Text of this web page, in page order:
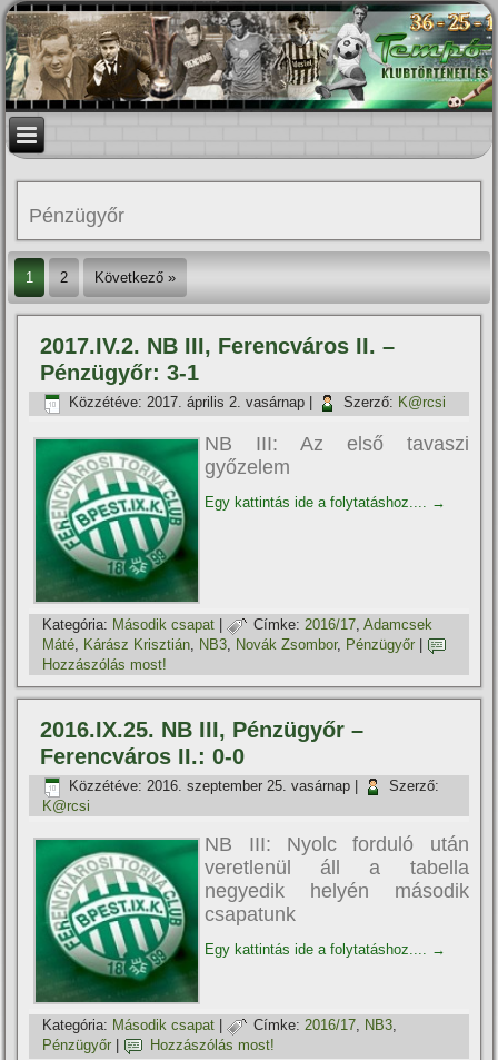
Pénzügyőr
1 2 Következő »
2017.IV.2. NB III, Ferencváros II. –
Pénzügyőr: 3-1
Közzétéve: 2017. április 2. vasárnap Szerző: K@rcsi
NB III: Az első tavaszi
győzelem
Egy kattintás ide a folytatáshoz.... →
Kategória: Második csapat | Címke: 2016/17,Adamcsek
Máté, Kárász Krisztián, NB3, Novák Zsombor, Pénzügyőr
Hozzászólás most!
2016.IX.25. NB III, Pénzügyőr –
Ferencváros II.: 0-0
Közzétéve: 2016. szeptember 25. vasárnap
Szerző:
K@rcsi
NB III: Nyolc forduló után
veretlenül áll a tabella
negyedik helyén második
csapatunk
Egy kattintás ide a folytatáshoz.... →
Kategória: Második csapat | Címke: 2016/17, NB3,
Pénzügyőr
Hozzászólás most!